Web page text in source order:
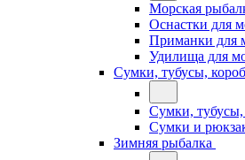
Морская
Оснастки для
Приманки для
Удилища для
Сумки, тубусы,
Сумки, тубусы,
Сумки и
Зимняя рыбалка